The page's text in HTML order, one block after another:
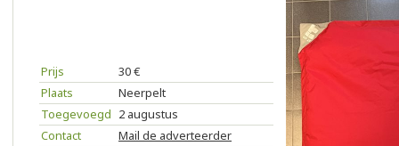
Prijs
30 €
Plaats
Neerpelt
Toegevoegd 2 augustus
Contact
Mail de adverteerder